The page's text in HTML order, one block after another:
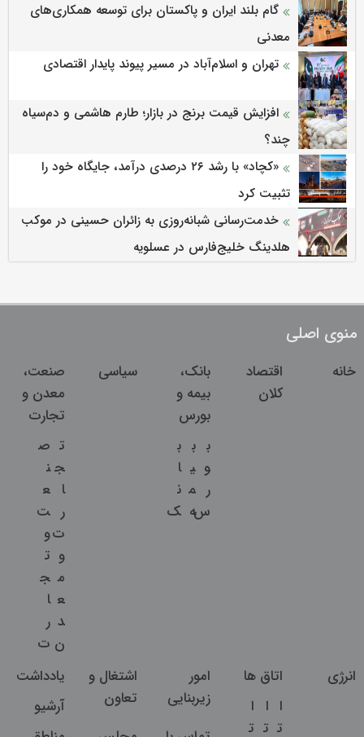
گام بلند ایران و پاکستان برای توسعه همکاری‌های
معدنی
تهران و اسلام‌آباد در مسیر پیوند پایدار اقتصادی
افزایش قیمت برنج در بازار؛ طارم هاشمی و دم‌سیاه
چند؟
«کچاد» با رشد ۲۶ درصدی درآمد، جایگاه خود را
تثبیت کرد
خدمت‌رسانی شبانه‌روزی به زائران حسینی در موکب
هلدینگ خلیج‌فارس در عسلویه
منوی اصلی
خانه
اقتصاد
کلان
بانک،
بیمه و
بورس
ب
و
ر
س
ب
ی
م
ه
ب
ا
ن
ک
سیاسی
صنعت،
معدن و
تجارت
ت
ج
ا
ر
ت
و
م
ع
د
ن
ص
ن
ع
ت
و
ت
ج
ا
ر
ت
انرژی
اتاق ها
ا
ت
ا
ت
ا
ت
امور
زیربنایی
اشتغال و
تعاون
یادداشت
آرشیو